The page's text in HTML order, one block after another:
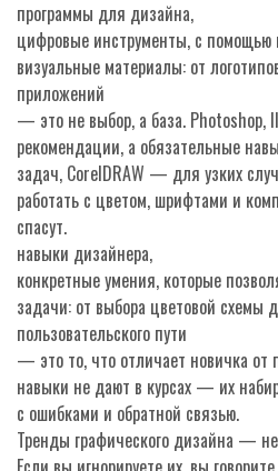
программы для дизайна,
цифровые инструменты, с помощью
визуальные материалы: от
приложений
— это не выбор, а база.
рекомендации, а обязательные
задач, CorelDRAW — для узких
работать с цветом, шрифтами и
спасут.
навыки дизайнера,
конкретные умения, которые
задачи: от выбора цветовой схемы
пользовательского пути
— это то, что отличает новичка от
навыки не дают в курсах — их
с ошибками и обратной связью.
Тренды графического дизайна —